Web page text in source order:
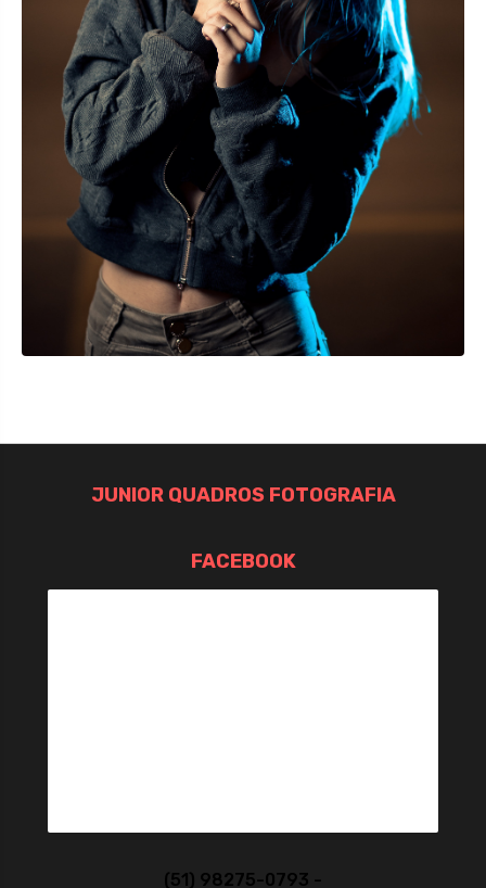
JUNIOR QUADROS FOTOGRAFIA
FACEBOOK
(51) 98275-0793 -